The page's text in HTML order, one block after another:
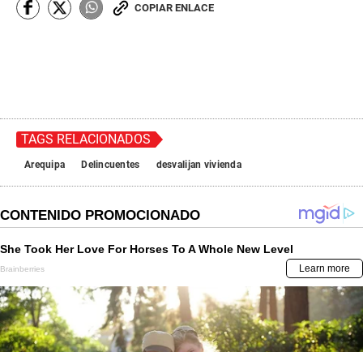
COPIAR ENLACE
TAGS RELACIONADOS
Arequipa Delincuentes desvalijan vivienda